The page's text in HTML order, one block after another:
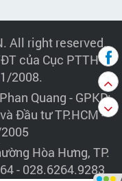
All right reserved.
của Cục PTTH-
2008.
Quang - GPKD:
Đầu tư TP.HCM -
Hòa Hưng, TP.
- 028.6264.9283